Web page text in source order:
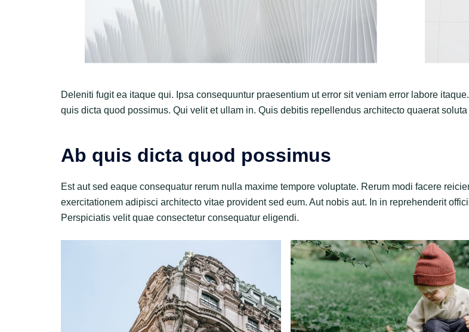
Deleniti fugit ea itaque qui. Ipsa consequuntur praesentium ut error sit veniam error labore
quis dicta quod possimus. Qui velit et ullam in. Quis debitis repellendus architecto quaerat
Ab quis dicta quod possimus
Est aut sed eaque consequatur rerum nulla maxime tempore voluptate. Rerum modi facere
exercitationem adipisci architecto vitae provident sed eum. Aut nobis aut. In in reprehenderit
Perspiciatis velit quae consectetur consequatur eligendi.